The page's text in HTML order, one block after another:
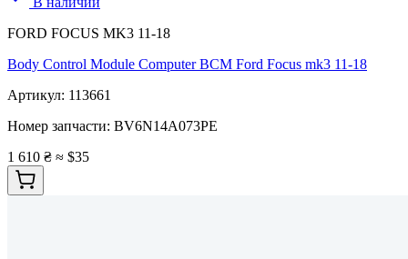
FORD FOCUS MK3 11-18
Body Control Module Computer BCM Ford Focus mk3 11-18
Артикул: 113661
Номер запчасти: BV6N14A073PE
1 610 ₴ ≈ $35